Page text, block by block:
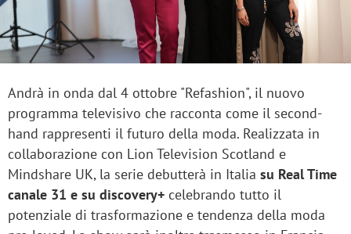
Andrà in onda dal 4 ottobre "Refashion", il nuovo
programma televisivo che racconta come il second-
hand rappresenti il futuro della moda. Realizzata in
collaborazione con Lion Television Scotland e
Mindshare UK, la serie debutterà in Italia su Real Time
canale 31 e su discovery+ celebrando tutto il
potenziale di trasformazione e tendenza della moda